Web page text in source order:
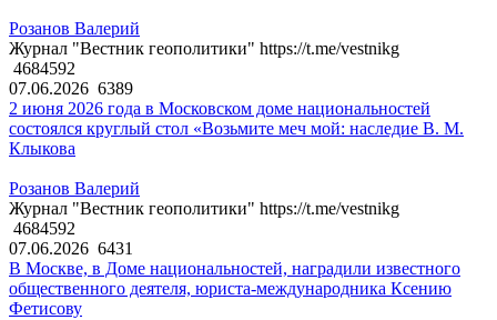
Розанов Валерий
Журнал "Вестник геополитики" https://t.me/vestnikg
4684592
07.06.2026 6389
2 июня 2026 года в Московском доме национальностей
состоялся круглый стол «Возьмите меч мой: наследие В. М.
Клыкова
Розанов Валерий
Журнал "Вестник геополитики" https://t.me/vestnikg
4684592
07.06.2026 6431
В Москве, в Доме национальностей, наградили известного
общественного деятеля, юриста-международника Ксению
Фетисову